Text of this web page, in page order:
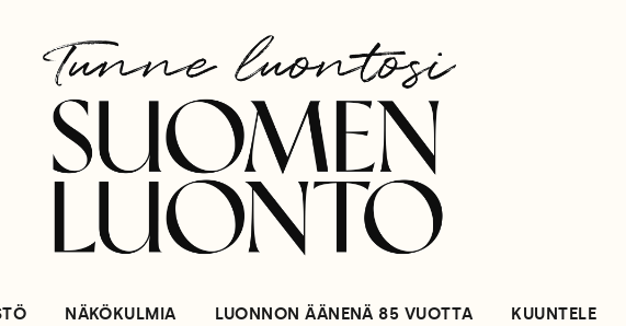
NÄKÖKULMIA LUONNON ÄÄNENÄ 85 VUOTTA KUUNTELE